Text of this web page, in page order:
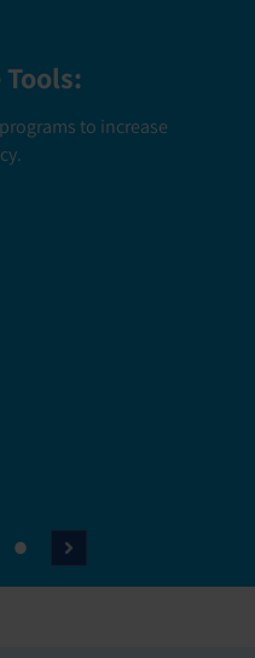
to increase